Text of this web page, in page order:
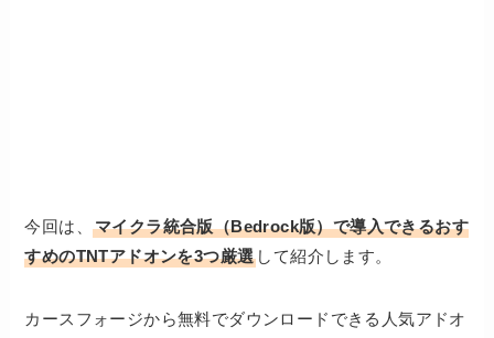
今回は、マイクラ統合版（Bedrock版）で導入できるおす
すめのTNTアドオンを3つ厳選 して紹介します。
カースフォージから無料でダウンロードできる人気アドオ